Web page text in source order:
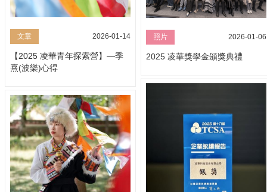
文章 2026-01-14
【2025 凌華青年探索營】—季
熹(波樂)心得
照片 2026-01-06
2025 凌華獎學金頒獎典禮